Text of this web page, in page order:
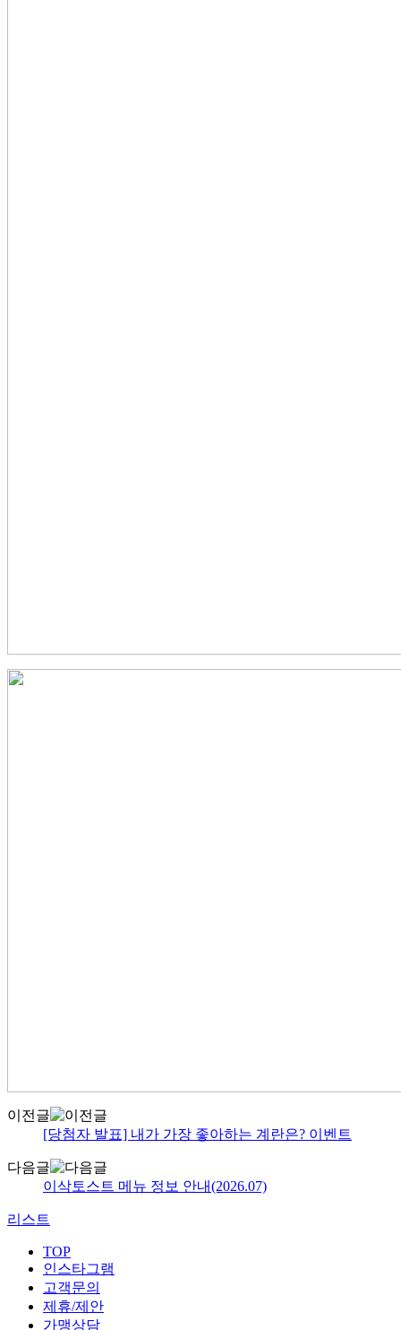
이전글
[당첨자 발표] 내가 가장 좋아하는 계란은? 이벤트
다음글
이삭토스트 메뉴 정보 안내(2026.07)
리스트
TOP
인스타그램
고객문의
제휴/제안
가맹상담